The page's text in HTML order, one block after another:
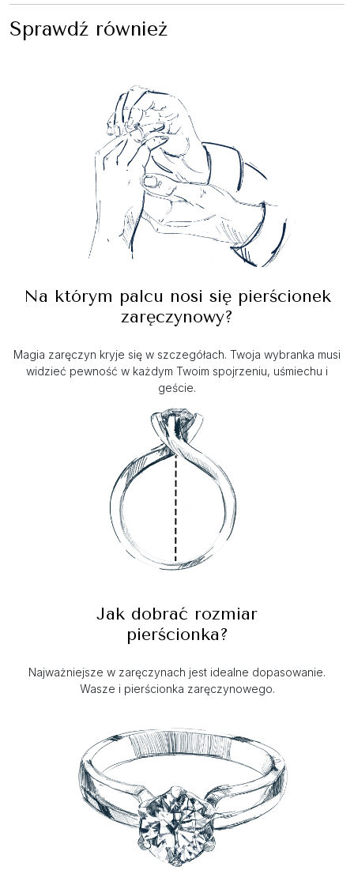
Sprawdź również
Na którym palcu nosi się pierścionek
zaręczynowy?
Magia zaręczyn kryje się w szczegółach. Twoja wybranka musi
widzieć pewność w każdym Twoim spojrzeniu, uśmiechu i
geście.
Jak dobrać rozmiar
pierścionka?
Najważniejsze w zaręczynach jest idealne dopasowanie.
Wasze i pierścionka zaręczynowego.